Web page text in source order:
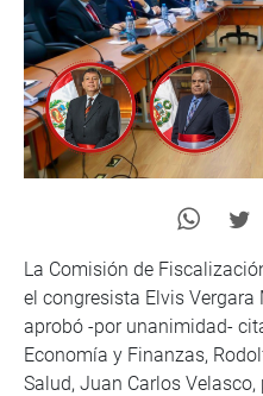
La Comisión de
el congresista Elvis Vergara
aprobó -por unanimidad-
Economía y Finanzas,
Salud, Juan Carlos